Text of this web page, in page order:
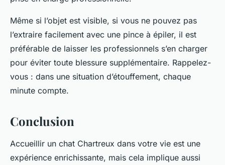
Même si l’objet est visible, si vous ne pouvez pas
l’extraire facilement avec une pince à épiler, il est
préférable de laisser les professionnels s’en charger
pour éviter toute blessure supplémentaire. Rappelez-
vous : dans une situation d’étouffement, chaque
minute compte.
Conclusion
Accueillir un chat Chartreux dans votre vie est une
expérience enrichissante, mais cela implique aussi